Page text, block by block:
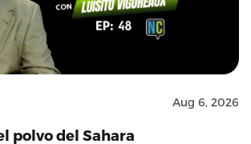
Aug 6, 2026
polvo del Sahara